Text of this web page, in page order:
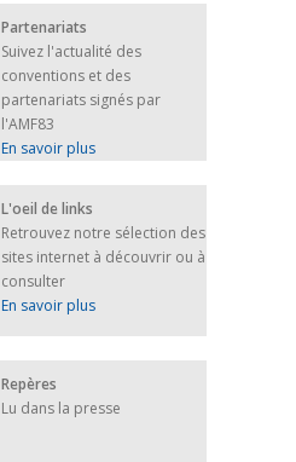
Partenariats
Suivez l'actualité des
conventions et des
partenariats signés par
l'AMF83
En savoir plus
L'oeil de links
Retrouvez notre sélection des
sites internet à découvrir ou à
consulter
En savoir plus
Repères
Lu dans la presse